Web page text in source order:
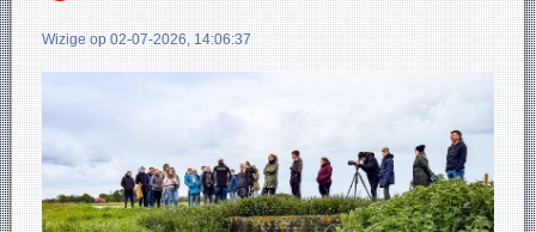
Wizige op 02-07-2026, 14:06:37